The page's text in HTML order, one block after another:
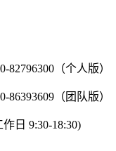
82796300（个人版）
86393609（团队版）
作日 9:30-18:30)